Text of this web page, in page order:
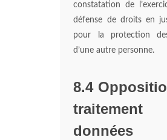
constatation de
défense de droits en
pour la protection
d’une autre personne.
8.4
traitement
données